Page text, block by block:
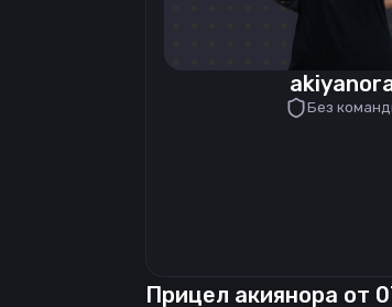
Без
Прицел акиянора от